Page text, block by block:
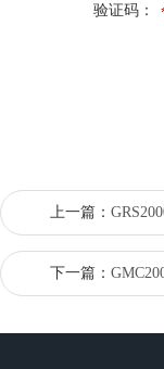
验证码：
上一篇：
下一篇：